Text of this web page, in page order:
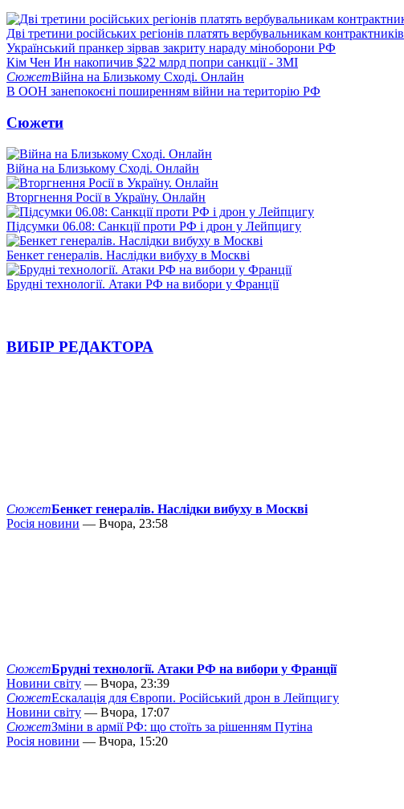
Дві третини російських регіонів платять вербувальникам контрактників
Український пранкер зірвав закриту нараду міноборони РФ
Кім Чен Ин накопичив $22 млрд попри санкції - ЗМІ
СюжетВійна на Близькому Сході. Онлайн
В ООН занепокоєні поширенням війни на територію РФ
Сюжети
Війна на Близькому Сході. Онлайн
Вторгнення Росії в Україну. Онлайн
Підсумки 06.08: Санкції проти РФ і дрон у Лейпцигу
Бенкет генералів. Наслідки вибуху в Москві
Брудні технології. Атаки РФ на вибори у Франції
ВИБІР РЕДАКТОРА
СюжетБенкет генералів. Наслідки вибуху в Москві
Росія новини — Вчора, 23:58
СюжетБрудні технології. Атаки РФ на вибори у Франції
Новини світу — Вчора, 23:39
СюжетЕскалація для Європи. Російський дрон в Лейпцигу
Новини світу — Вчора, 17:07
СюжетЗміни в армії РФ: що стоїть за рішенням Путіна
Росія новини — Вчора, 15:20